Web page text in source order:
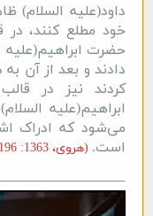
داود(علیه السلام)
خود مطلع کنند، در
حضرت
دادند و بعد از آن به
کردند نیز در
ابراهیم(علیه
می‌شود که ادراک
است. (هروی، 1363: 196)